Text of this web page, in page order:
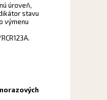
úroveň,
stavu
výmenu